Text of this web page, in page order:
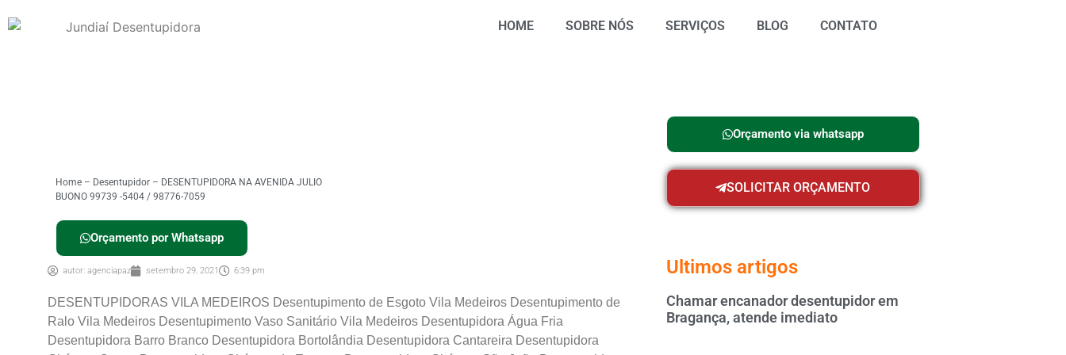
HOME SOBRE NÓS SERVIÇOS BLOG CONTATO
Home – Desentupidor – DESENTUPIDORA NA AVENIDA JULIO
BUONO 99739 -5404 / 98776-7059
Orçamento por Whatsapp
autor: agenciapaz setembro 29, 2021 6:39 pm
DESENTUPIDORAS VILA MEDEIROS Desentupimento de Esgoto Vila Medeiros Desentupimento de
Ralo Vila Medeiros Desentupimento Vaso Sanitário Vila Medeiros Desentupidora Água Fria
Desentupidora Barro Branco Desentupidora Bortolândia Desentupidora Cantareira Desentupidora
Orçamento via whatsapp
SOLICITAR ORÇAMENTO
Ultimos artigos
Chamar encanador desentupidor em
Bragança, atende imediato